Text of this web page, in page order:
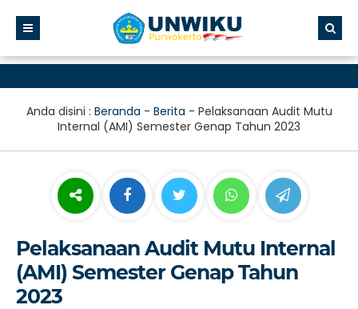
Anda disini : Beranda - Berita - Pelaksanaan Audit Mutu
Internal (AMI) Semester Genap Tahun 2023
Pelaksanaan Audit Mutu Internal
(AMI) Semester Genap Tahun
2023